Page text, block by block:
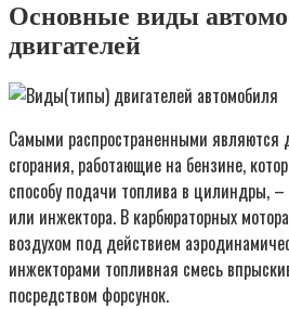
Основные виды
двигателей
Самыми распространенными являются
сгорания, работающие на бензине,
способу подачи топлива в цилиндры,
или инжектора. В карбюраторных
воздухом под действием
инжекторами топливная смесь
посредством форсунок.